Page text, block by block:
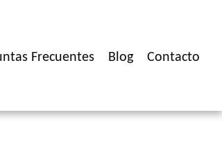
Frecuentes Blog Contacto